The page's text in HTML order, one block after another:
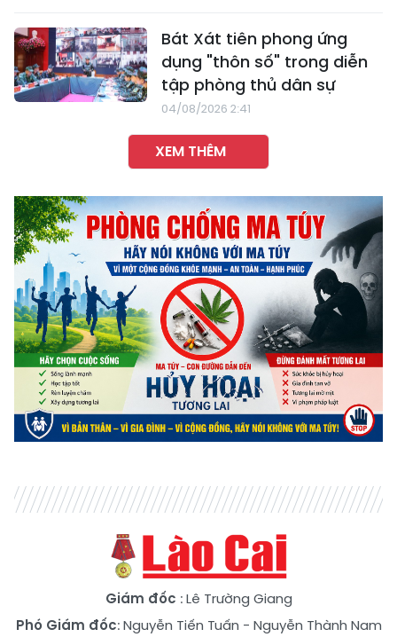
Bát Xát tiên phong ứng
dụng "thôn số" trong diễn
tập phòng thủ dân sự
04/08/2026 2:41
XEM THÊM
Giám đốc : Lê Trường Giang
Phó Giám đốc:Nguyễn Tiến Tuấn - Nguyễn Thành Nam